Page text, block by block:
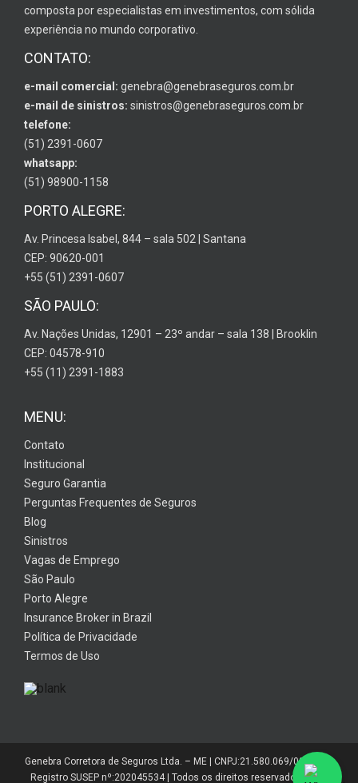
composta por especialistas em investimentos, com sólida
experiência no mundo corporativo.
CONTATO:
e-mail comercial: genebra@genebraseguros.com.br
e-mail de sinistros: sinistros@genebraseguros.com.br
telefone:
(51) 2391-0607
whatsapp:
(51) 98900-1158
PORTO ALEGRE:
Av. Princesa Isabel, 844 – sala 502 | Santana
CEP: 90620-001
+55 (51) 2391-0607
SÃO PAULO:
Av. Nações Unidas, 12901 – 23º andar – sala 138 | Brooklin
CEP: 04578-910
+55 (11) 2391-1883
MENU:
Contato
Institucional
Seguro Garantia
Perguntas Frequentes de Seguros
Blog
Sinistros
Vagas de Emprego
São Paulo
Porto Alegre
Insurance Broker in Brazil
Política de Privacidade
Termos de Uso
Genebra Corretora de Seguros Ltda. – ME | CNPJ:21.580.069/0001-01 |
Registro SUSEP nº:202045534 | Todos os direitos reservados 2014-